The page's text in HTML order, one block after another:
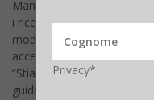
Manufacturers of
i ricercatori possono
modelli inattesi tra i dati,
accelerare
“Stiamo entrando in
guidata dai dati”, spiega
Privacy*